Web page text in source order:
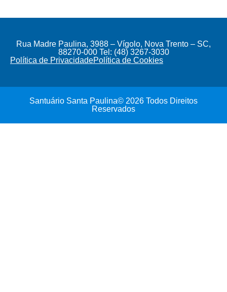
Rua Madre Paulina, 3988 – Vígolo, Nova Trento – SC,
88270-000 Tel: (48) 3267-3030
Política de PrivacidadePolítica de Cookies
Santuário Santa Paulina© 2026 Todos Direitos
Reservados